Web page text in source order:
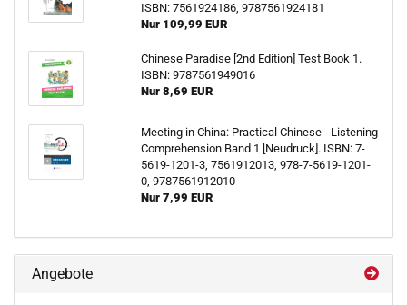
ISBN: 7561924186, 9787561924181
Nur 109,99 EUR
Chinese Paradise [2nd Edition] Test Book 1.
ISBN: 9787561949016
Nur 8,69 EUR
Meeting in China: Practical Chinese - Listening
Comprehension Band 1 [Neudruck]. ISBN: 7-
5619-1201-3, 7561912013, 978-7-5619-1201-
0, 9787561912010
Nur 7,99 EUR
Angebote